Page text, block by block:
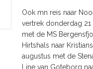
Ook mn reis naar
vertrek donderdag
met de MS
Hirtshals naar
augustus met de
Line van Goteborg